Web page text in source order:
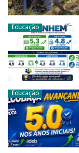
Educação
Educação